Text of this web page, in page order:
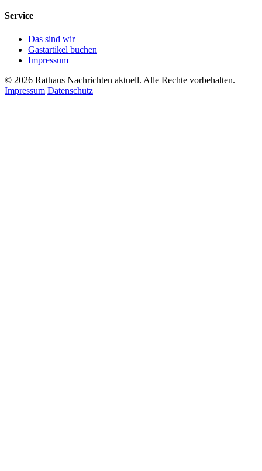
Service
Das sind wir
Gastartikel buchen
Impressum
© 2026 Rathaus Nachrichten aktuell. Alle Rechte vorbehalten.
Impressum Datenschutz